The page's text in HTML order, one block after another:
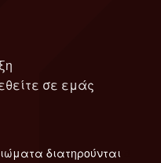
σε εμάς
διατηρούνται